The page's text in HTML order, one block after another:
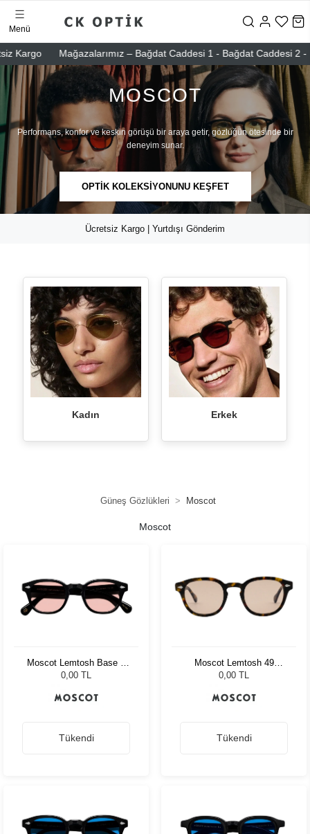
Mağazalarımız – Bağdat Caddesi 1 - Bağdat Caddesi 2 -
Menü
MOSCOT
Performans, konfor ve keskin görüşü bir araya getir, gözlüğün ötesinde bir
deneyim sunar.
OPTİK KOLEKSİYONUNU KEŞFET
Ücretsiz Kargo | Yurtdışı Gönderim
Kadın Erkek
Güneş Gözlükleri Moscot
Moscot
Moscot Lemtosh Base 2
Sun 49 Black Ny Rose
0,00 TL
Tükendi
Moscot Lemtosh 49
Tortoise Ny Rose
0,00 TL
Tükendi